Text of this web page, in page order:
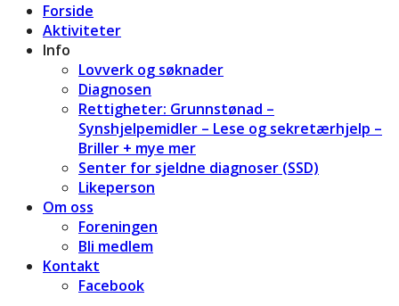
Forside
Aktiviteter
Info
Lovverk og søknader
Diagnosen
Rettigheter: Grunnstønad –
Synshjelpemidler – Lese og sekretærhjelp –
Briller + mye mer
Senter for sjeldne diagnoser (SSD)
Likeperson
Om oss
Foreningen
Bli medlem
Kontakt
Facebook